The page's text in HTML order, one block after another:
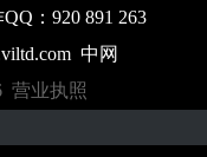
：920 891 263
viltd.com 中网
营业执照